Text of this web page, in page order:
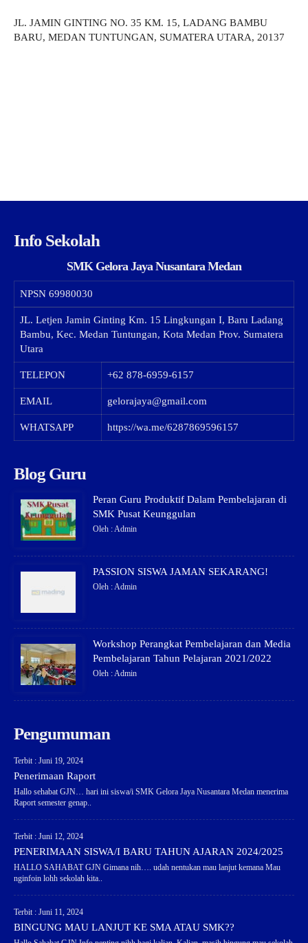
JL. JAMIN GINTING NO. 35 KM. 15, LADANG BAMBU
BARU, MEDAN TUNTUNGAN, SUMATERA UTARA, 20137
Info Sekolah
SMK Gelora Jaya Nusantara Medan
NPSN 69980030
JL. Letjen Jamin Ginting Km. 15 Lingkungan I, Baru Ladang
Bambu, Kec. Medan Tuntungan, Kota Medan Prov. Sumatera
Utara
TELEPON +62 878-6959-6157
EMAIL gelorajaya@gmail.com
WHATSAPP https://wa.me/6287869596157
Blog Guru
Peran Guru Produktif Dalam Pembelajaran di
SMK Pusat Keunggulan
Oleh : Admin
PASSION SISWA JAMAN SEKARANG!
Oleh : Admin
Workshop Perangkat Pembelajaran dan Media
Pembelajaran Tahun Pelajaran 2021/2022
Oleh : Admin
Pengumuman
Terbit : Juni 19, 2024
Penerimaan Raport
Hallo sehabat GJN… hari ini siswa/i SMK Gelora Jaya Nusantara Medan menerima
Raport semester genap..
Terbit : Juni 12, 2024
PENERIMAAN SISWA/I BARU TAHUN AJARAN 2024/2025
HALLO SAHABAT GJN Gimana nih…. udah nentukan mau lanjut kemana Mau
nginfoin lohh sekolah kita..
Terbit : Juni 11, 2024
BINGUNG MAU LANJUT KE SMA ATAU SMK??